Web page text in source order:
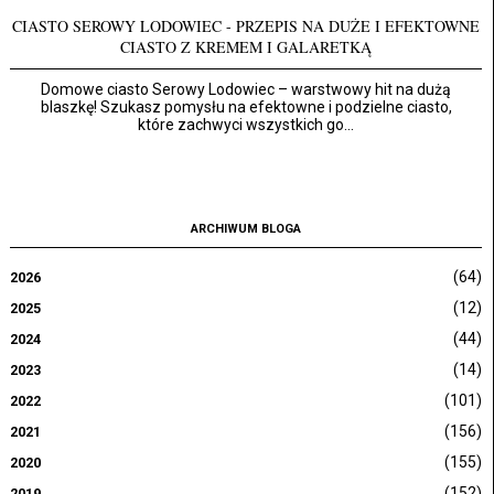
CIASTO SEROWY LODOWIEC - PRZEPIS NA DUŻE I EFEKTOWNE
CIASTO Z KREMEM I GALARETKĄ
Domowe ciasto Serowy Lodowiec – warstwowy hit na dużą
blaszkę! Szukasz pomysłu na efektowne i podzielne ciasto,
które zachwyci wszystkich go...
ARCHIWUM BLOGA
2026 (64)
2025 (12)
2024 (44)
2023 (14)
2022 (101)
2021 (156)
2020 (155)